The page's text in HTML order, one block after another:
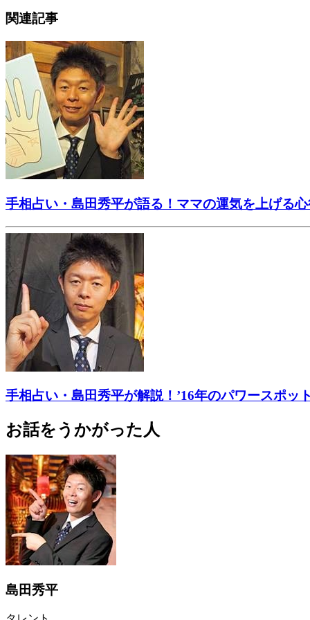
関連記事
手相占い・島田秀平が語る！ママの運気を上げる
手相占い・島田秀平が解説！’16年のパワースポッ
お話をうかがった人
島田秀平